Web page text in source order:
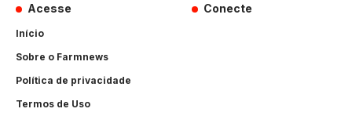
Acesse
Início
Sobre o Farmnews
Política de privacidade
Termos de Uso
Conecte